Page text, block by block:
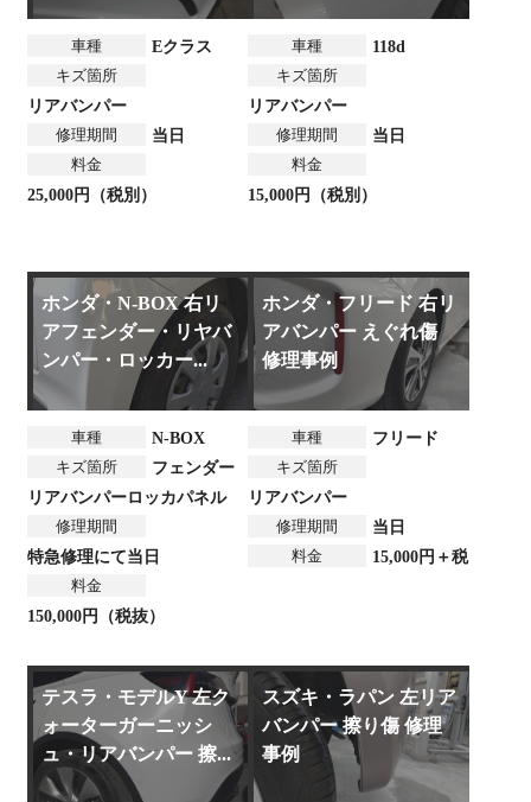
車種
Eクラス
キズ箇所
リアバンパー
修理期間
当日
料金
25,000円（税別）
車種
118d
キズ箇所
リアバンパー
修理期間
当日
料金
15,000円（税別）
ホンダ・N-BOX 右リ
アフェンダー・リヤバ
ンパー・ロッカー...
車種
N-BOX
キズ箇所
フェンダー
リアバンパーロッカパネル
修理期間
特急修理にて当日
料金
150,000円（税抜）
ホンダ・フリード 右リ
アバンパー えぐれ傷
修理事例
車種
フリード
キズ箇所
リアバンパー
修理期間
当日
料金
15,000円＋税
テスラ・モデルY 左ク
ォーターガーニッシ
ュ・リアバンパー 擦...
スズキ・ラパン 左リア
バンパー 擦り傷 修理
事例